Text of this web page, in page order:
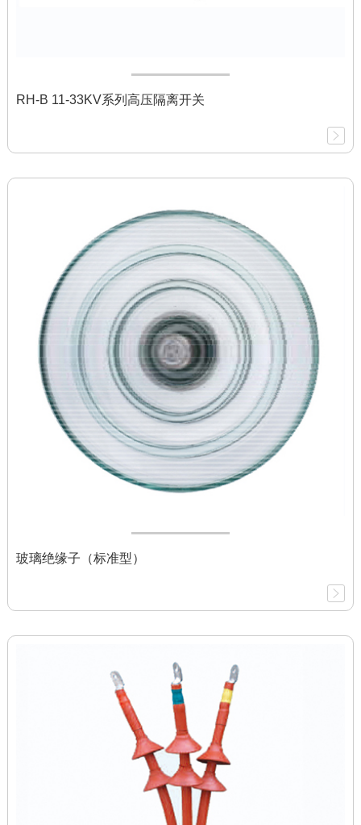
RH-B 11-33KV系列高压隔离开关
玻璃绝缘子（标准型）